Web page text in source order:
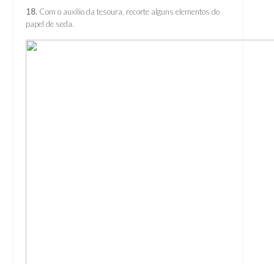
18. Com o auxílio da tesoura, recorte alguns elementos do
papel de seda.